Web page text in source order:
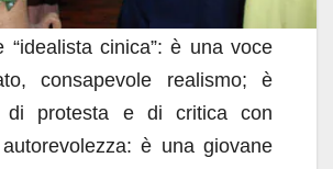
“idealista cinica”: è una voce
consapevole realismo; è
di protesta e di critica con
è una giovane